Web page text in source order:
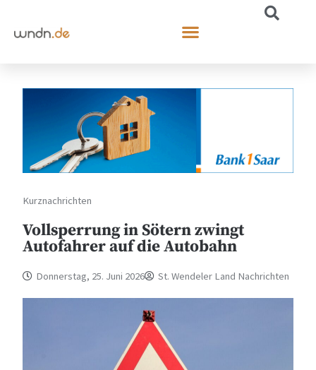
Kurznachrichten
Vollsperrung in Sötern zwingt
Autofahrer auf die Autobahn
Donnerstag, 25. Juni 2026 St. Wendeler Land Nachrichten